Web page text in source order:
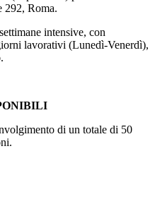
292, Roma.
intensive, con
lavorativi (Lunedì-Venerdì),
di un totale di 50